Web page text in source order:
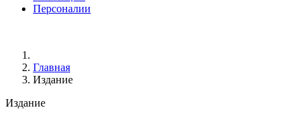
Персоналии
Главная
Издание
Издание